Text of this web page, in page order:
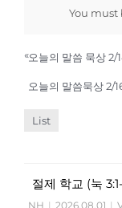
You must
«오늘의 말씀 묵상 2/
오늘의 말씀묵상 2/
List
절제 학교 (눅
NH | 2026.08.01 |